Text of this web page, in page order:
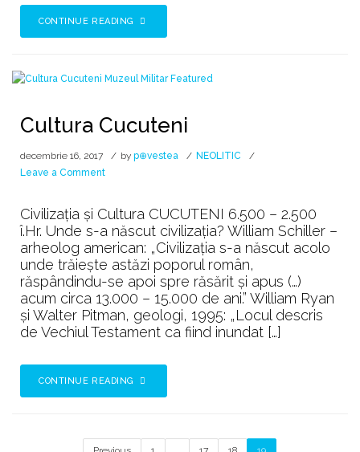
CONTINUE READING
Cultura Cucuteni
decembrie 16, 2017 by p⊕vestea
NEOLITIC
Leave a Commenton
Cucuteni
Civilizația și Cultura CUCUTENI 6.500 – 2.500
î.Hr. Unde s-a născut civilizaţia? William Schiller –
arheolog american: „Civilizaţia s-a născut acolo
unde trăieşte astăzi poporul român,
răspândindu-se apoi spre răsărit şi apus (…)
acum circa 13.000 – 15.000 de ani.” William Ryan
şi Walter Pitman, geologi, 1995: „Locul descris
de Vechiul Testament ca fiind inundat […]
CONTINUE READING